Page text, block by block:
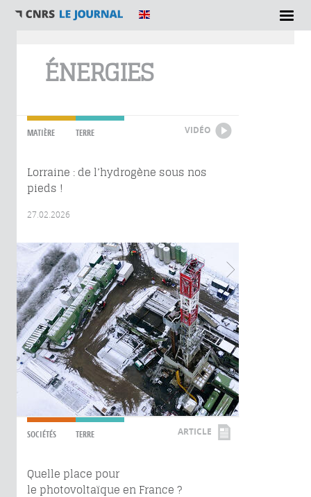
ÉNERGIES
MATIÈRE TERRE VIDÉO
Lorraine : de l’hydrogène sous nos
pieds !
27.02.2026
SOCIÉTÉS TERRE ARTICLE
Quelle place pour
le photovoltaïque en France ?